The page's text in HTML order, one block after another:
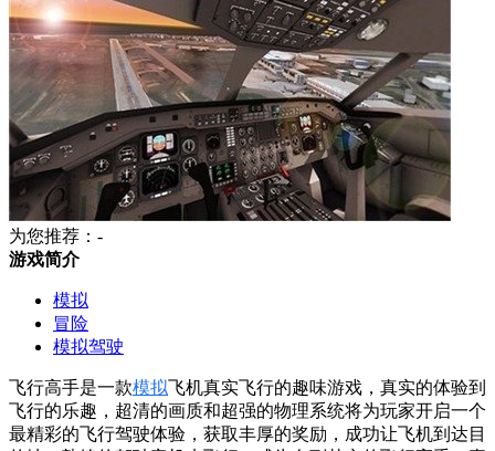
为您推荐：-
游戏简介
模拟
冒险
模拟驾驶
飞行高手是一款模拟飞机真实飞行的趣味游戏，真实的体验到
飞行的乐趣，超清的画质和超强的物理系统将为玩家开启一个
最精彩的飞行驾驶体验，获取丰厚的奖励，成功让飞机到达目